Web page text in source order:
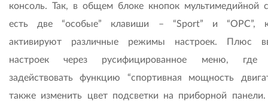
консоль. Так, в общем блоке кнопок мультимедийной
есть две “особые” клавиши – “Sport” и “OPC”,
активируют различные режимы настроек. Плюс
настроек через русифицированное меню, где
задействовать функцию “спортивная мощность
также изменить цвет подсветки на приборной